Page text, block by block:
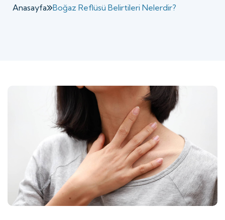
Anasayfa Boğaz Reflüsü Belirtileri Nelerdir?